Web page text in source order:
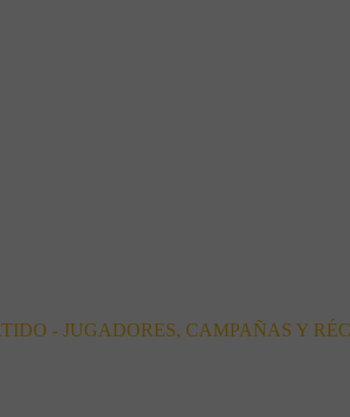
- JUGADORES, CAMPAÑAS Y